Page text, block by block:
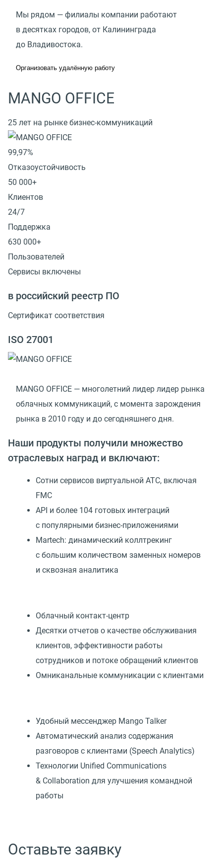
Мы рядом — филиалы компании работают
в десятках городов, от Калининграда
до Владивостока.
Организовать удалённую работу
MANGO OFFICE
25 лет на рынке бизнес-коммуникаций
99,97%
Отказоустойчивость
50 000+
Клиентов
24/7
Поддержка
630 000+
Пользователей
Сервисы включены
в российский реестр ПО
Сертификат соответствия
ISO 27001
MANGO OFFICE — многолетний лидер лидер рынка
облачных коммуникаций, с момента зарождения
рынка в 2010 году и до сегодняшнего дня.
Наши продукты получили множество
отраслевых наград и включают:
Сотни сервисов виртуальной АТС, включая
FMC
API и более 104 готовых интеграций
с популярными бизнес-приложениями
Martech: динамический коллтрекинг
с большим количеством заменных номеров
и сквозная аналитика
Облачный контакт-центр
Десятки отчетов о качестве обслуживания
клиентов, эффективности работы
сотрудников и потоке обращений клиентов
Омниканальные коммуникации с клиентами
Удобный мессенджер Mango Talker
Автоматический анализ содержания
разговоров с клиентами (Speech Analytics)
Технологии Unified Communications
& Collaboration для улучшения командной
работы
Оставьте заявку